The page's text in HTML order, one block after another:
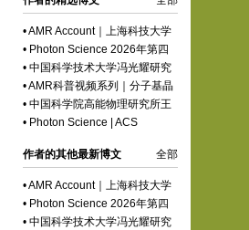
•AMR Account｜上海科技大学
章跃标：动态共价有机框架的响
应结构与可编译功能
• Photon Science 2026年第四
期正式发布
• 中国科学技术大学冯光耀研究
员/白正贺副研究员Photon
Science合肥先进光源：中国的
软X射线衍射极限储存环光源
•AMR科普视频系列｜分子基晶
体材料：新型电催化剂
• 中国科学院高能物理研究所王
焕华团队Photon Science | 用于
结构探针光束线站
• Photon Science | ACS
全部
作者的其他最新博文
•AMR Account｜上海科技大学
章跃标：动态共价有机框架的响
应结构与可编译功能
• Photon Science 2026年第四
期正式发布
• 中国科学技术大学冯光耀研究